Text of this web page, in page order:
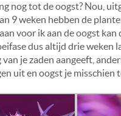
nog tot de oogst? Nou,
9 weken hebben de
voor ik aan de oogst kan
dus altijd drie weken
je zaden aangeeft,
uit en oogst je misschien